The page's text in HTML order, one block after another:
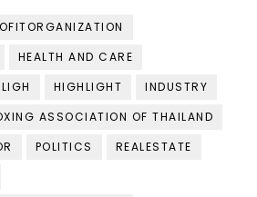
HEALTH AND CARE
HIGHLIGHT
INDUSTRY
ASSOCIATION OF THAILAND
POLITICS
REALESTATE